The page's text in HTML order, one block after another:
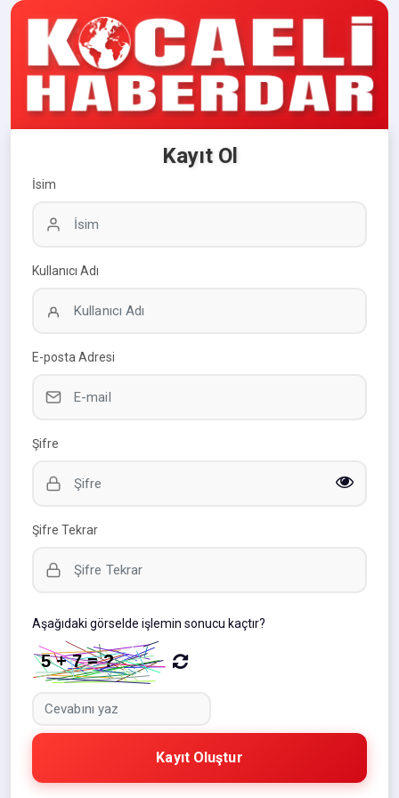
Kayıt Ol
İsim
Kullanıcı Adı
E-posta Adresi
Şifre
Şifre Tekrar
Aşağıdaki görselde işlemin sonucu kaçtır?
Kayıt Oluştur